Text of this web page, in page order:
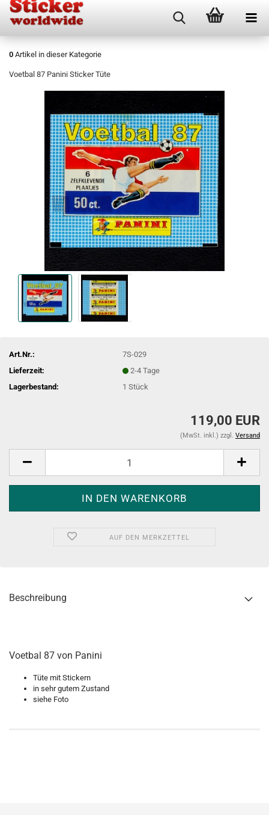
0 Artikel in dieser Kategorie
Voetbal 87 Panini Sticker Tüte
Art.Nr.:
7S-029
Lieferzeit:
2-4 Tage
Lagerbestand:
1Stück
119,00 EUR
(MwSt. inkl.) zzgl. Versand
AUF DEN MERKZETTEL
Beschreibung
Voetbal 87 von Panini
Tüte mit Stickern
in sehr gutem Zustand
siehe Foto